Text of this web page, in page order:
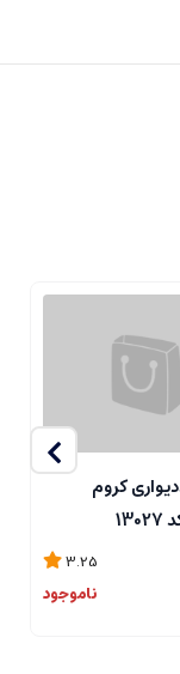
کروم
3.25
ناموجود